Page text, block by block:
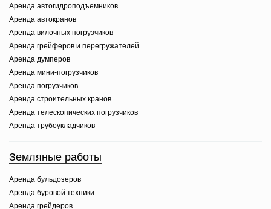
Аренда автогидроподъемников
Аренда автокранов
Аренда вилочных погрузчиков
Аренда грейферов и перегружателей
Аренда думперов
Аренда мини-погрузчиков
Аренда погрузчиков
Аренда строительных кранов
Аренда телескопических погрузчиков
Аренда трубоукладчиков
Земляные работы
Аренда бульдозеров
Аренда буровой техники
Аренда грейдеров